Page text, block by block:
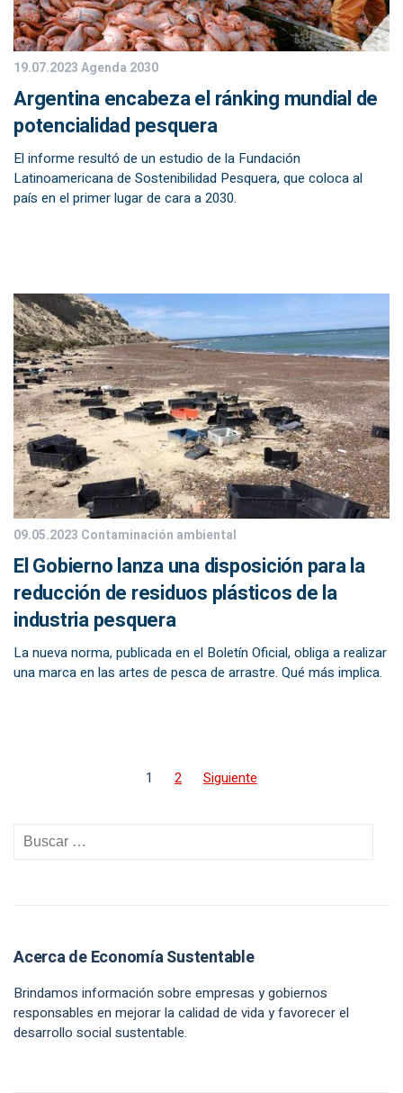
19.07.2023Agenda 2030
Argentina encabeza el ránking mundial de
potencialidad pesquera
El informe resultó de un estudio de la Fundación
Latinoamericana de Sostenibilidad Pesquera, que coloca al
país en el primer lugar de cara a 2030.
09.05.2023 Contaminación ambiental
El Gobierno lanza una disposición para la
reducción de residuos plásticos de la
industria pesquera
La nueva norma, publicada en el Boletín Oficial, obliga a realizar
una marca en las artes de pesca de arrastre. Qué más implica.
1 2 Siguiente
Acerca de Economía Sustentable
Brindamos información sobre empresas y gobiernos
responsables en mejorar la calidad de vida y favorecer el
desarrollo social sustentable.